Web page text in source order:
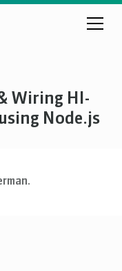
Wiring HI-
Node.js